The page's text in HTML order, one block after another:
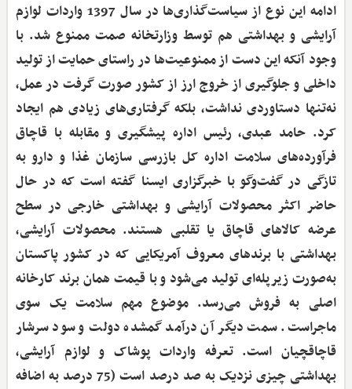
ادامه این نوع از سیاست‌گذاری‌ها در سال 1397 واردات لوازم
آرایشی و بهداشتی هم توسط وزارتخانه صمت ممنوع شد. با
وجود آنکه این دست از ممنوعیت‌ها در راستای حمایت از تولید
داخلی و جلوگیری از خروج ارز از کشور صورت گرفت در عمل،
نه‌تنها دستاوردی نداشت، بلکه گرفتاری‌های زیادی هم ایجاد
کرد. حامد عبدی، رئیس اداره پیشگیری و مقابله با قاچاق
فرآورده‌های سلامت اداره کل بازرسی سازمان غذا و دارو به
تازگی در گفت‌وگو با خبرگزاری ایسنا گفته است که در حال
حاضر اکثر محصولات آرایشی و بهداشتی خارجی در سطح
عرضه کالاهای قاچاق یا تقلبی هستند. محصولات آرایشی،
بهداشتی با برندهای معروف آمریکایی که در کشور پاکستان
به‌صورت زیرپله‌ای تولید می‌شود و با قیمت همان برند کارخانه
اصلی به فروش می‌رسد. موضوع مهم سلامت یک سوی
ماجراست. سمت دیگر آن درآمد گمشده دولت و سود سرشار
قاچاقچیان است. تعرفه واردات پوشاک و لوازم آرایشی،
بهداشتی چیزی نزدیک به صد درصد است (75 درصد به اضافه